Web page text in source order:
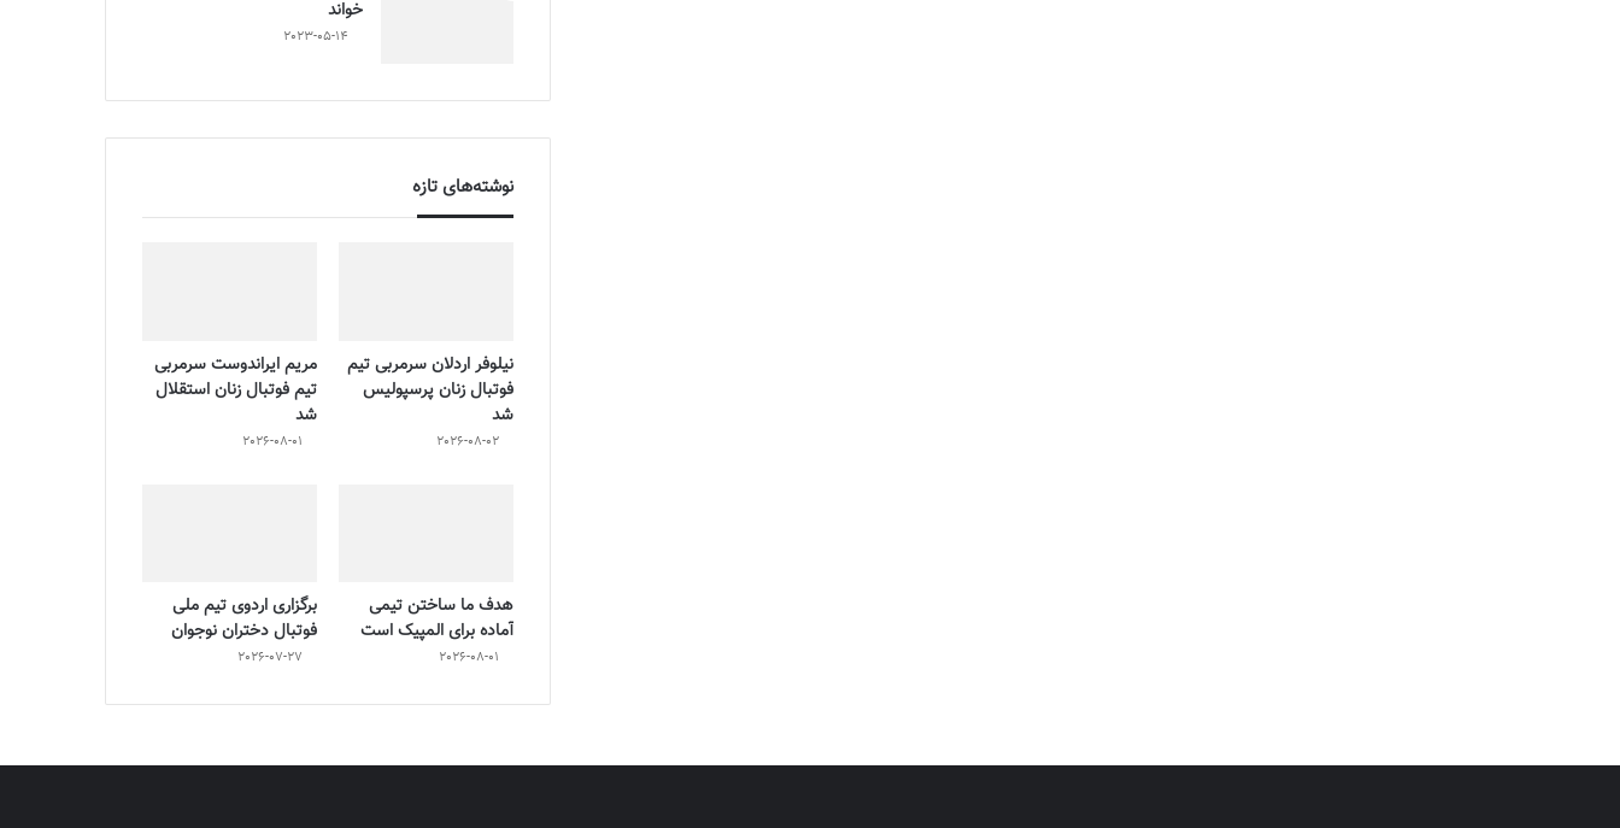
خواند
2023-05-14
نوشته‌های تازه
نیلوفر اردلان سرمربی تیم
فوتبال زنان پرسپولیس
شد
2026-08-02
مریم ایراندوست سرمربی
تیم فوتبال زنان استقلال
شد
2026-08-01
هدف ما ساختن تیمی
آماده برای المپیک است
2026-08-01
برگزاری اردوی تیم ملی
فوتبال دختران نوجوان
2026-07-27